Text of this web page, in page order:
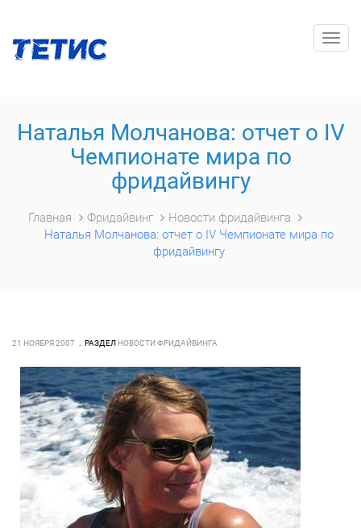
Наталья Молчанова: отчет о IV
Чемпионате мира по
фридайвингу
Главная Фридайвинг
Новости фридайвинга
Наталья Молчанова: отчет о IV Чемпионате мира по
фридайвингу
21 НОЯБРЯ 2007 РАЗДЕЛ НОВОСТИ ФРИДАЙВИНГА